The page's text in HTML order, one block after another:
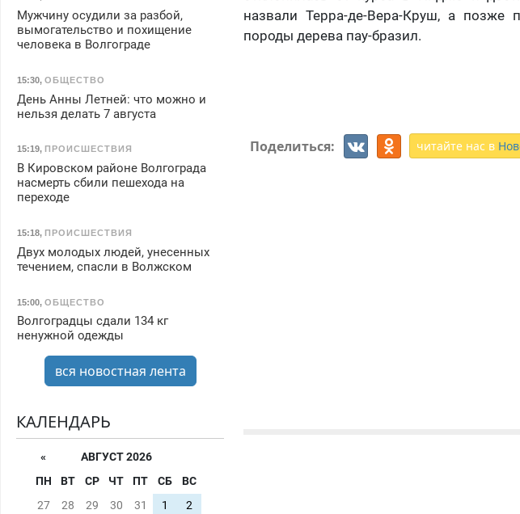
назвали Терра-де-Вера-Круш, а
породы дерева пау-бразил.
Поделиться: читайте нас в
Мужчину осудили за разбой,
вымогательство и похищение
человека в Волгограде
15:30, ОБЩЕСТВО
День Анны Летней: что можно и
нельзя делать 7 августа
15:19, ПРОИСШЕСТВИЯ
В Кировском районе Волгограда
насмерть сбили пешехода на
переходе
15:18, ПРОИСШЕСТВИЯ
Двух молодых людей, унесенных
течением, спасли в Волжском
15:00, ОБЩЕСТВО
Волгоградцы сдали 134 кг
ненужной одежды
вся новостная лента
КАЛЕНДАРЬ
«
АВГУСТ 2026
ПН
ВТ СР ЧТ ПТ СБ
ВС
27
28 29 30 31 1
2